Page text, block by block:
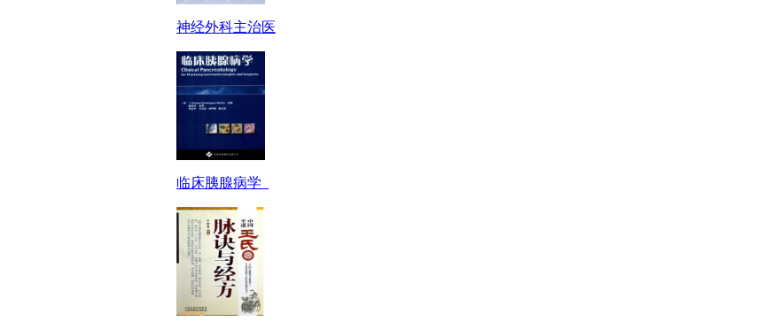
神经外科主治医
临床胰腺病学_